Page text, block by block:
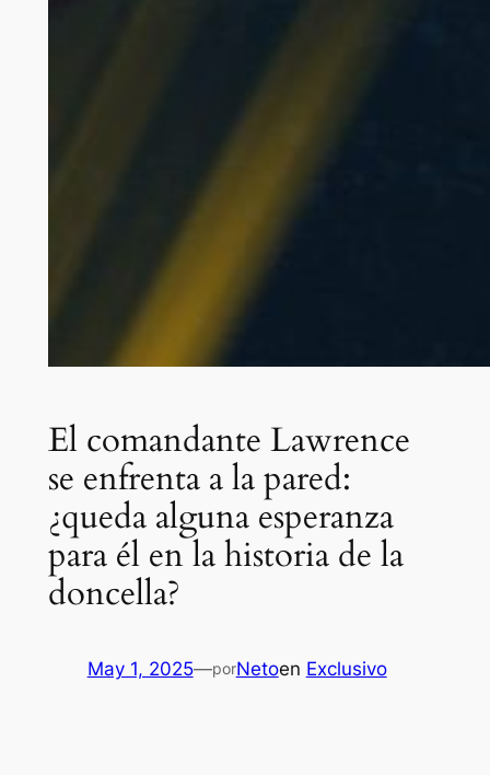
El comandante Lawrence
se enfrenta a la pared:
¿queda alguna esperanza
para él en la historia de la
doncella?
May 1, 2025—porNetoen Exclusivo